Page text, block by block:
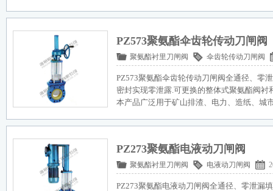
PZ573聚氨酯伞齿轮传动刀闸阀
聚氨酯衬里刀闸阀 伞齿轮传动刀闸阀
PZ573聚氨酯伞齿轮传动刀闸阀全通径、零
密封实现零泄露.可更换的整体式聚氨酯阀
本产品广泛用于矿山排渣、电力、造纸、城
PZ273聚氨酯电液动刀闸阀
聚氨酯衬里刀闸阀 电液动刀闸阀
PZ273聚氨酯电液动刀闸阀全通径、零泄漏